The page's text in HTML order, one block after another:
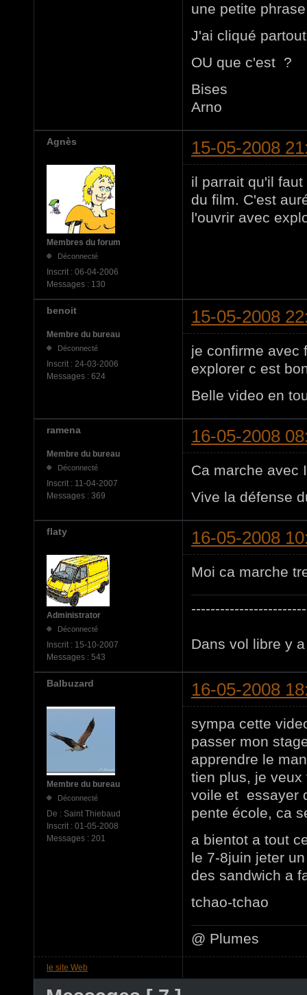
une petite
J'ai cliqué
OU que c'est ?
Bises
Arno
Agnès 15-05-2008
Membres du forum
Déconnecté
Inscrit : 06-04-2006
Messages : 130
il parrait qu'il
du film. C'est
l'ouvrir avec
benoit 15-05-2008
Membre du bureau
Déconnecté
Inscrit : 24-03-2006
Messages : 624
je confirme avec
explorer c est
Belle video en
ramena 16-05-2008
Membre du bureau
Déconnecté
Inscrit : 11-04-2007
Messages : 369
Ca marche avec
Vive la défense
flaty 16-05-2008
Administrator
Déconnecté
Inscrit : 15-10-2007
Messages : 543
Moi ca marche
Dans vol libre y
Balbuzard 16-05-2008
Membre du bureau
Déconnecté
De : Saint Thiebaud
Inscrit : 01-05-2008
Messages : 201
sympa cette
passer mon
apprendre le
tien plus, je veux
voile et essayer
pente école, ca
a bientot a tout
le 7-8juin jeter
des sandwich a
tchao-tchao
@ Plumes
le site Web